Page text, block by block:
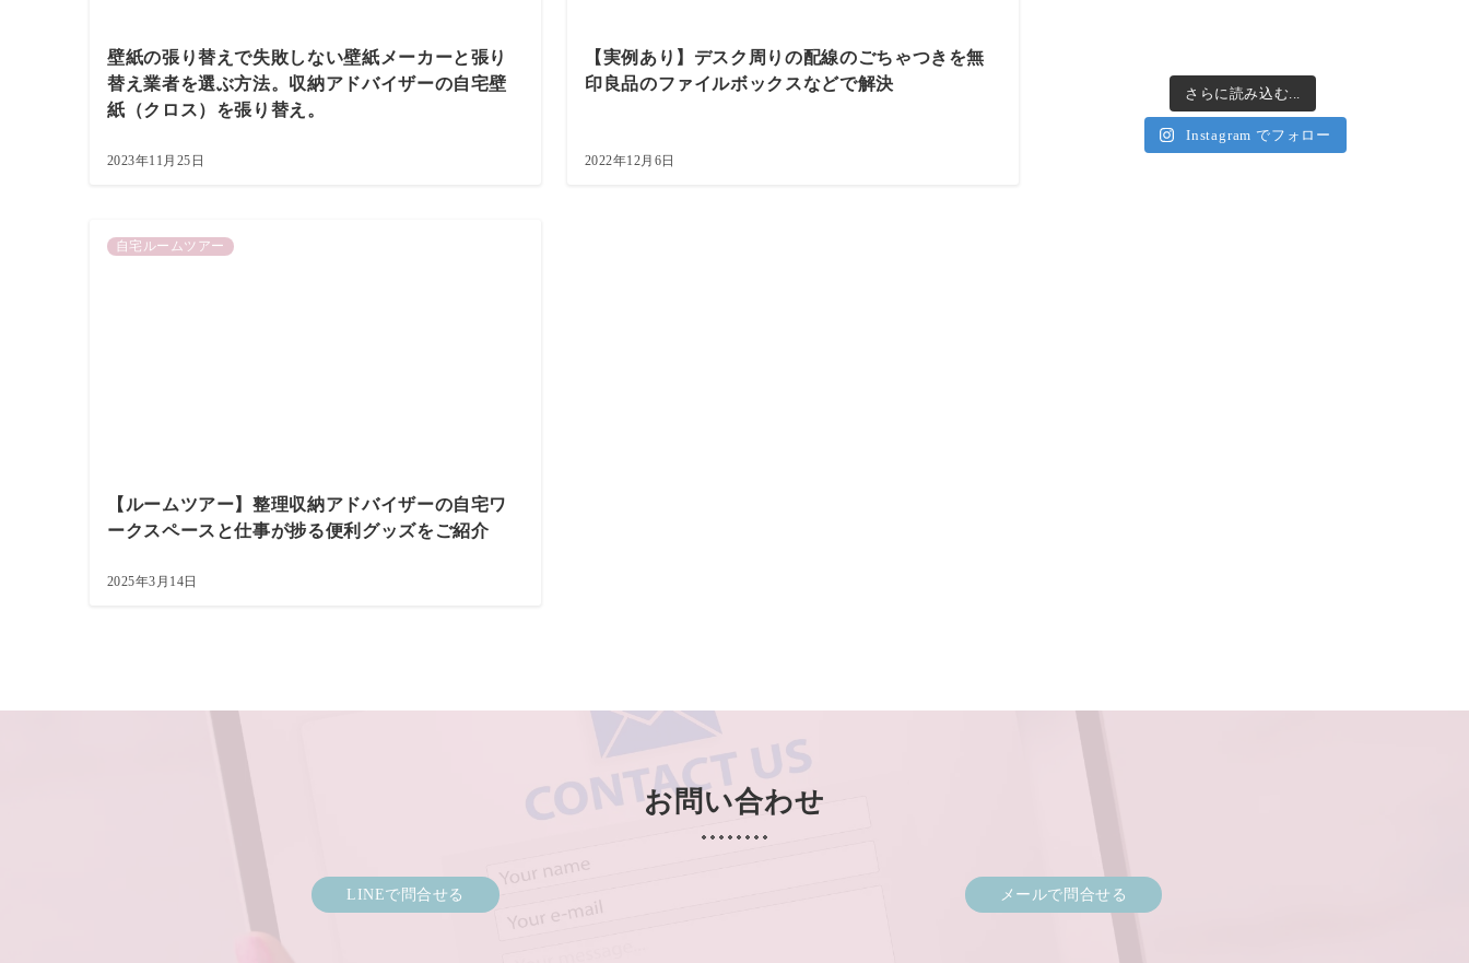
壁紙の張り替えで失敗しない壁紙メーカーと張り
替え業者を選ぶ方法。収納アドバイザーの自宅壁
紙（クロス）を張り替え。
2023年11月25日
【実例あり】デスク周りの配線のごちゃつきを無
印良品のファイルボックスなどで解決
2022年12月6日
自宅ルームツアー
【ルームツアー】整理収納アドバイザーの自宅ワ
ークスペースと仕事が捗る便利グッズをご紹介
2025年3月14日
さらに読み込む...
Instagram でフォロー
お問い合わせ
LINEで問合せる メールで問合せる